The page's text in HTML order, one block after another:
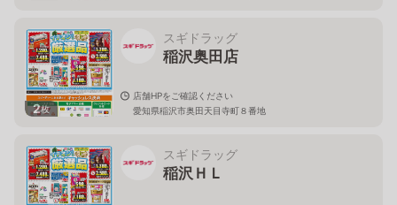
2枚
スギドラッグ
稲沢奥田店
店舗HPをご確認ください
愛知県稲沢市奥田天目寺町８番地
スギドラッグ
稲沢ＨＬ